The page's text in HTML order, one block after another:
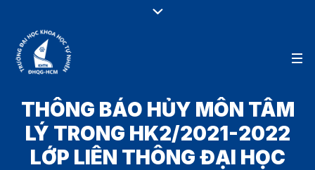
THÔNG BÁO HỦY MÔN TÂM
LÝ TRONG HK2/2021-2022
LỚP LIÊN THÔNG ĐẠI HỌC